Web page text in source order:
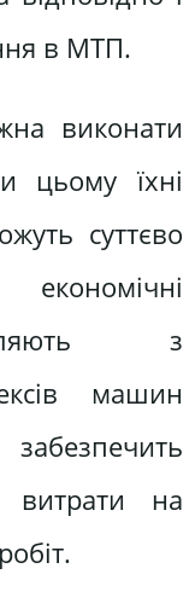
в МТП.
виконати
цьому їхні
суттєво
з
машин
витрати на